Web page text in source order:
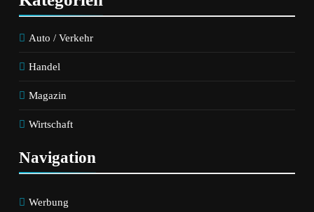
Auto / Verkehr
Handel
Magazin
Wirtschaft
Navigation
Werbung